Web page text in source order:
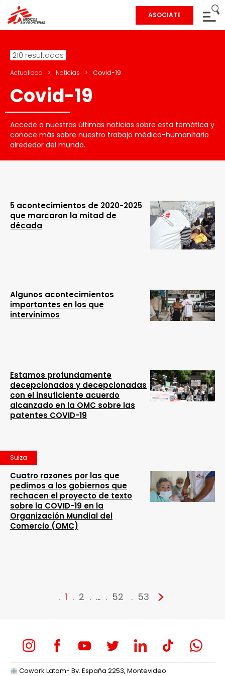
ASOCIATE
210 resultados
Actualidad > Noticias > Covid-19
Covid-19
Accede a nuestras últimas noticias sobre esta temática y
conoce más sobre nuestro trabajo médico-humanitario
alrededor del mundo.
5 acontecimientos de 2020-2025
que marcaron la mitad de
década
Algunos acontecimientos
importantes en los que
intervinimos
Estamos profundamente
decepcionados y decepcionadas
con el insuficiente acuerdo
alcanzado en la OMC sobre las
patentes COVID-19
Suiza
Cuatro razones por las que
pedimos a los gobiernos que
rechacen el proyecto de texto
sobre la COVID-19 en la
Organización Mundial del
Comercio (OMC)
1 2 … 52 53 >
Cowork Latam- Bv. España 2253, Montevideo